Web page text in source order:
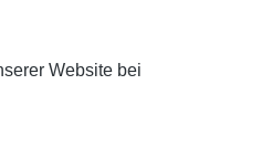
Website bei